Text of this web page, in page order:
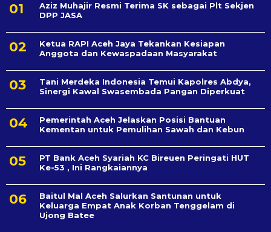
Aziz Muhajir Resmi Terima SK sebagai Plt Sekjen
DPP JASA
Ketua RAPI Aceh Jaya Tekankan Kesiapan
Anggota dan Kewaspadaan Masyarakat
Tani Merdeka Indonesia Temui Kapolres Abdya,
Sinergi Kawal Swasembada Pangan Diperkuat
Pemerintah Aceh Jelaskan Posisi Bantuan
Kementan untuk Pemulihan Sawah dan Kebun
PT Bank Aceh Syariah KC Bireuen Peringati HUT
Ke-53 , Ini Rangkaiannya
Baitul Mal Aceh Salurkan Santunan untuk
Keluarga Empat Anak Korban Tenggelam di
Ujong Batee